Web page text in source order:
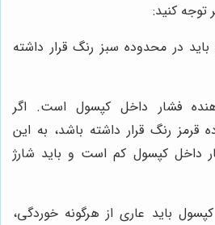
توجه کنید:
در محدوده سبز رنگ قرار داشته
فشار داخل کپسول است. اگر
قرمز رنگ قرار داشته باشد، به این
داخل کپسول کم است و باید شارژ
باید عاری از هرگونه خوردگی،